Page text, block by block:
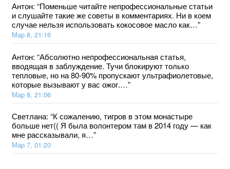
Антон: “Поменьше читайте непрофессиональные статьи
и слушайте такие же советы в комментариях. Ни в коем
случае нельзя использовать кокосовое масло как…”
Мар 8, 21:16
Антон: “Абсолютно непрофессиональная статья,
вводящая в заблуждение. Тучи блокируют только
тепловые, но на 80-90% пропускают ультрафиолетовые,
которые вызывают у вас ожог.…”
Мар 8, 21:06
Светлана: “К сожалению, тигров в этом монастыре
больше нет(( Я была волонтером там в 2014 году — как
мне рассказывали, я…”
Мар 7, 01:20